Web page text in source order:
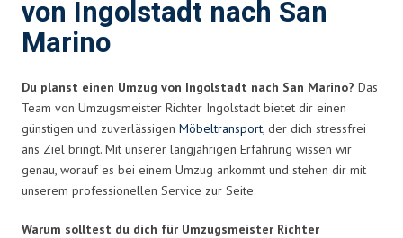
von Ingolstadt nach San
Marino
Du planst einen Umzug von Ingolstadt nach San Marino? Das
Team von Umzugsmeister Richter Ingolstadt bietet dir einen
günstigen und zuverlässigen Möbeltransport, der dich stressfrei
ans Ziel bringt. Mit unserer langjährigen Erfahrung wissen wir
genau, worauf es bei einem Umzug ankommt und stehen dir mit
unserem professionellen Service zur Seite.
Warum solltest du dich für Umzugsmeister Richter